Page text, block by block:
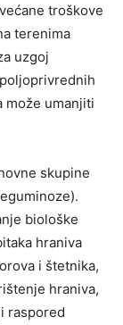
troškove
terenima
uzgoj
može umanjiti
skupine
biološke
hraniva
i štetnika,
hraniva,
raspored